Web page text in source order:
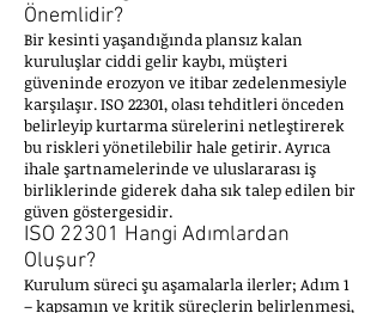
Önemlidir?
Bir kesinti yaşandığında plansız kalan
kuruluşlar ciddi gelir kaybı, müşteri
güveninde erozyon ve itibar zedelenmesiyle
karşılaşır. ISO 22301, olası tehditleri önceden
belirleyip kurtarma sürelerini netleştirerek
bu riskleri yönetilebilir hale getirir. Ayrıca
ihale şartnamelerinde ve uluslararası iş
birliklerinde giderek daha sık talep edilen bir
güven göstergesidir.
ISO 22301 Hangi Adımlardan
Oluşur?
Kurulum süreci şu aşamalarla ilerler; Adım 1
– kapsamın ve kritik süreçlerin belirlenmesi,